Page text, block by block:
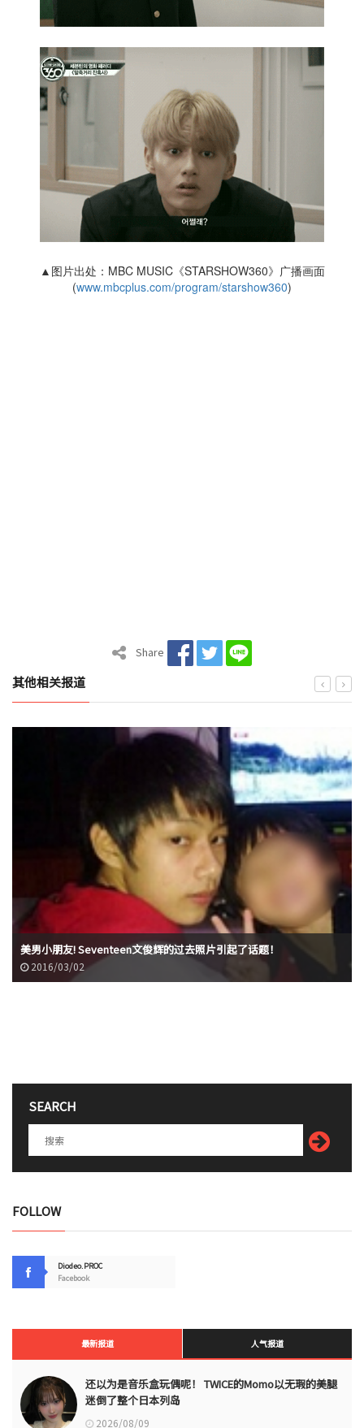
▲图片出处：MBC MUSIC《STARSHOW360》广播画面
(www.mbcplus.com/program/starshow360)
Share
其他相关报道
美男小朋友! Seventeen文俊辉的过去照片引起了话题！
2016/03/02
SEARCH
FOLLOW
Diodeo.PROC
Facebook
最新报道 人气报道
还以为是音乐盒玩偶呢！ TWICE的Momo以无瑕的美腿
迷倒了整个日本列岛
2026/08/09